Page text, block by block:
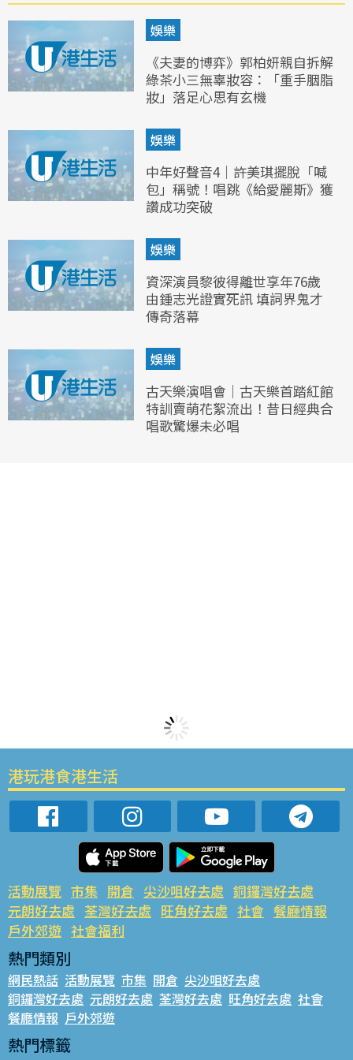
娛樂
《夫妻的博弈》郭柏妍親自拆解
綠茶小三無辜妝容：「重手胭脂
妝」落足心思有玄機
娛樂
中年好聲音4｜許美琪擺脫「喊
包」稱號！唱跳《給愛麗斯》獲
讚成功突破
娛樂
資深演員黎彼得離世享年76歲
由鍾志光證實死訊 填詞界鬼才
傳奇落幕
娛樂
古天樂演唱會｜古天樂首踏紅館
特訓賣萌花絮流出！昔日經典合
唱歌驚爆未必唱
港玩港食港生活
活動展覽 市集 開倉 尖沙咀好去處 銅鑼灣好去處
元朗好去處 荃灣好去處 旺角好去處 社會 餐廳情報
戶外郊遊 社會福利
熱門類別
網民熱話 活動展覽 市集 開倉 尖沙咀好去處
銅鑼灣好去處 元朗好去處 荃灣好去處 旺角好去處 社會
餐廳情報 戶外郊遊
熱門標籤